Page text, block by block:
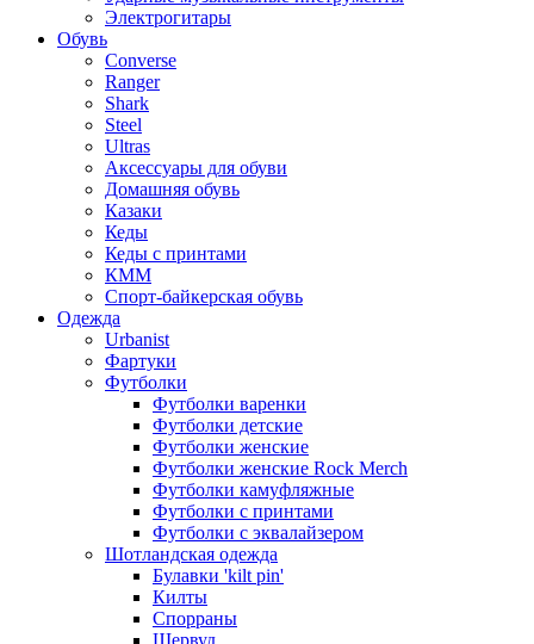
Электрогитары
Обувь
Converse
Ranger
Shark
Steel
Ultras
Аксессуары для обуви
Домашняя обувь
Казаки
Кеды
Кеды с принтами
КММ
Спорт-байкерская обувь
Одежда
Urbanist
Фартуки
Футболки
Футболки варенки
Футболки детские
Футболки женские
Футболки женские Rock Merch
Футболки камуфляжные
Футболки с принтами
Футболки с эквалайзером
Шотландская одежда
Булавки 'kilt pin'
Килты
Спорраны
Шервуд